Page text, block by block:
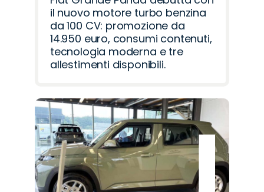
il nuovo motore turbo benzina
da 100 CV: promozione da
14.950 euro, consumi contenuti,
tecnologia moderna e tre
allestimenti disponibili.